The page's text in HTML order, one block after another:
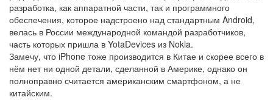
разработка, как аппаратной части, так и программного
обеспечения, которое надстроено над стандартным Android,
велась в России международной командой разработчиков,
часть которых пришла в YotaDevices из Nokia.
Замечу, что iPhone тоже производится в Китае и скорее всего в
нём нет ни одной детали, сделанной в Америке, однако он
полноправно считается американским смартфоном, а не
китайским.